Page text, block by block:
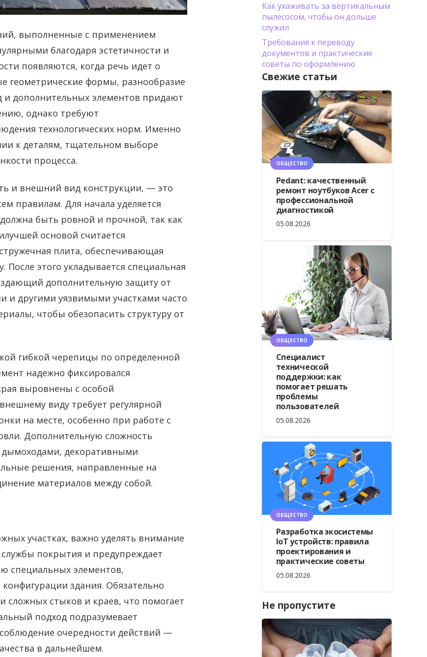
выполненные с применением
благодаря эстетичности и
появляются, когда речь идет о
геометрические формы, разнообразие
и дополнительных элементов придают
однако требуют
технологических норм. Именно
к деталям, тщательном выборе
процесса.
и внешний вид конструкции, — это
правилам. Для начала уделяется
быть ровной и прочной, так как
основой считается
плита, обеспечивающая
этого укладывается специальная
дополнительную защиту от
и другими уязвимыми участками часто
чтобы обезопасить структуру от
гибкой черепицы по определенной
надежно фиксировался
выровнены с особой
виду требует регулярной
на месте, особенно при работе с
Дополнительную сложность
дымоходами, декоративными
решения, направленные на
материалов между собой.
участках, важно уделять внимание
покрытия и предупреждает
специальных элементов,
здания. Обязательно
сложных стыков и краев, что помогает
подход подразумевает
очередности действий —
в дальнейшем.
Как ухаживать за вертикальным
пылесосом, чтобы он дольше
служил
Требования к переводу
документов и практические
советы по оформлению
Свежие статьи
ОБЩЕСТВО
Pedant: качественный
ремонт ноутбуков Acer с
профессиональной
диагностикой
05.08.2026
ОБЩЕСТВО
Специалист
технической
поддержки: как
помогает решать
проблемы
пользователей
05.08.2026
ОБЩЕСТВО
Разработка экосистемы
IoT устройств: правила
проектирования и
практические советы
05.08.2026
Не пропустите